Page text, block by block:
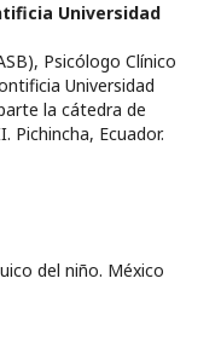
Universidad
Psicólogo Clínico
Universidad
la cátedra de
Pichincha, Ecuador.
del niño. México